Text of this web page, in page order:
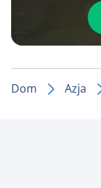
Dom Azja